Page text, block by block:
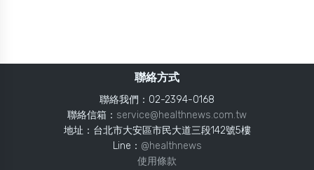
聯絡方式
聯絡我們：02-2394-0168
聯絡信箱： service@healthnews.com.tw
地址：台北市大安區市民大道三段142號5樓
Line： @healthnews
使用條款